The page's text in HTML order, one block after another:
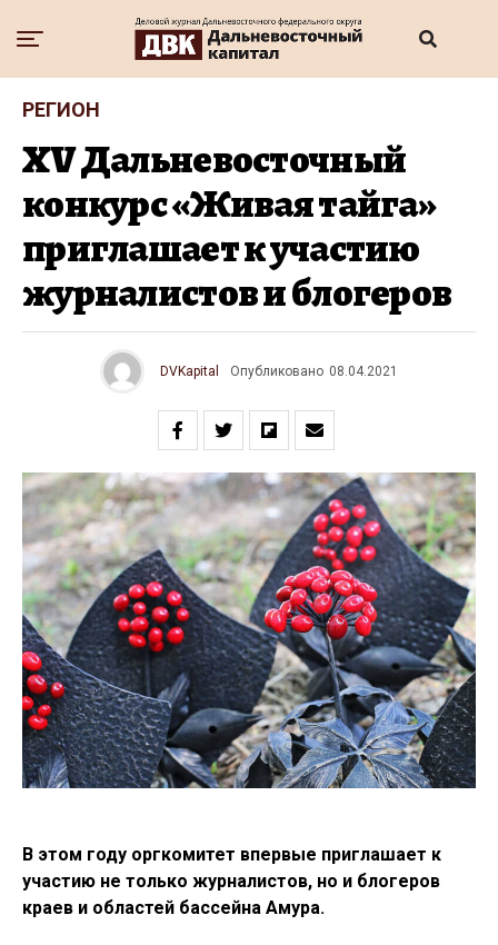
РЕГИОН
XV Дальневосточный
конкурс «Живая тайга»
приглашает к участию
журналистов и блогеров
DVKapital Опубликовано 08.04.2021
В этом году оргкомитет впервые приглашает к
участию не только журналистов, но и блогеров
краев и областей бассейна Амура.